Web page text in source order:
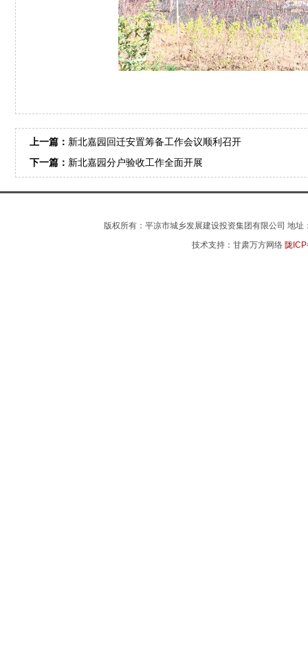
上一篇： 新北嘉园回迁安置筹备工作会议顺利召开
下一篇： 新北嘉园分户验收工作全面开展
版权所有：平凉市城乡发展建设投资集团有限公司 地
技术支持：甘肃万方网络 陇